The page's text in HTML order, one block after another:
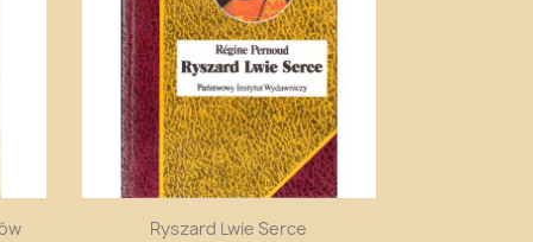
Szybki podgląd
Ryszard Lwie Serce